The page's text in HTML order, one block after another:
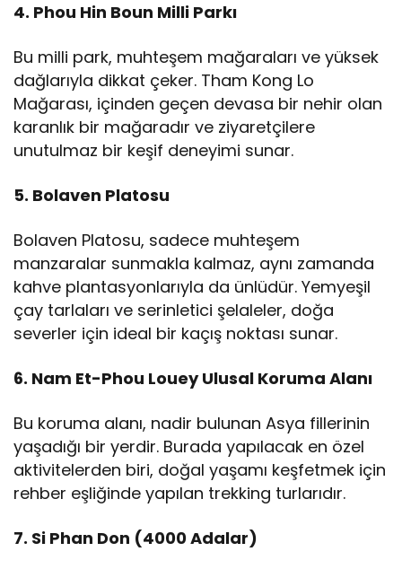
4. Phou Hin Boun Milli Parkı
Bu milli park, muhteşem mağaraları ve yüksek
dağlarıyla dikkat çeker. Tham Kong Lo
Mağarası, içinden geçen devasa bir nehir olan
karanlık bir mağaradır ve ziyaretçilere
unutulmaz bir keşif deneyimi sunar.
5. Bolaven Platosu
Bolaven Platosu, sadece muhteşem
manzaralar sunmakla kalmaz, aynı zamanda
kahve plantasyonlarıyla da ünlüdür. Yemyeşil
çay tarlaları ve serinletici şelaleler, doğa
severler için ideal bir kaçış noktası sunar.
6. Nam Et-Phou Louey Ulusal Koruma Alanı
Bu koruma alanı, nadir bulunan Asya fillerinin
yaşadığı bir yerdir. Burada yapılacak en özel
aktivitelerden biri, doğal yaşamı keşfetmek için
rehber eşliğinde yapılan trekking turlarıdır.
7. Si Phan Don (4000 Adalar)